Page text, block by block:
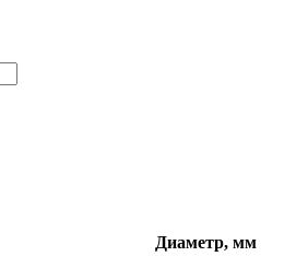
Диаметр, мм